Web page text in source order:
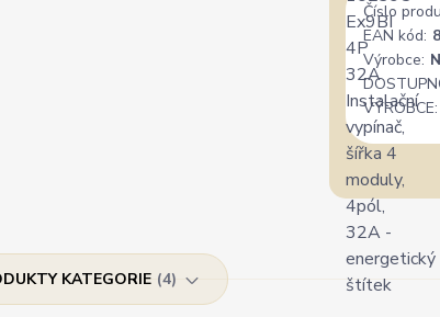
Číslo
EAN kód:
Výrobce:
VÝROBCE:
KATEGORIE 4